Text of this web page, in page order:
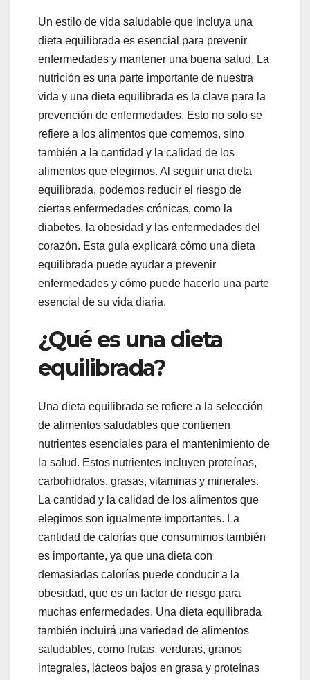
Un estilo de vida saludable que incluya una
dieta equilibrada es esencial para prevenir
enfermedades y mantener una buena salud. La
nutrición es una parte importante de nuestra
vida y una dieta equilibrada es la clave para la
prevención de enfermedades. Esto no solo se
refiere a los alimentos que comemos, sino
también a la cantidad y la calidad de los
alimentos que elegimos. Al seguir una dieta
equilibrada, podemos reducir el riesgo de
ciertas enfermedades crónicas, como la
diabetes, la obesidad y las enfermedades del
corazón. Esta guía explicará cómo una dieta
equilibrada puede ayudar a prevenir
enfermedades y cómo puede hacerlo una parte
esencial de su vida diaria.
¿Qué es una dieta
equilibrada?
Una dieta equilibrada se refiere a la selección
de alimentos saludables que contienen
nutrientes esenciales para el mantenimiento de
la salud. Estos nutrientes incluyen proteínas,
carbohidratos, grasas, vitaminas y minerales.
La cantidad y la calidad de los alimentos que
elegimos son igualmente importantes. La
cantidad de calorías que consumimos también
es importante, ya que una dieta con
demasiadas calorías puede conducir a la
obesidad, que es un factor de riesgo para
muchas enfermedades. Una dieta equilibrada
también incluirá una variedad de alimentos
saludables, como frutas, verduras, granos
integrales, lácteos bajos en grasa y proteínas